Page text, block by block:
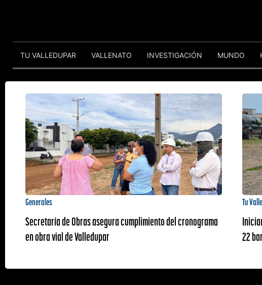
TU VALLEDUPAR VALLENATO INVESTIGACIÓN MUNDO
Generales
Secretaría de Obras asegura cumplimiento del cronograma
en obra vial de Valledupar
Tu
22